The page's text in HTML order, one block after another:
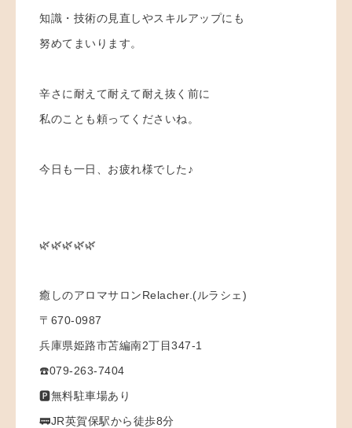
知識・技術の見直しやスキルアップにも
努めてまいります。
辛さに耐えて耐えて耐え抜く前に
私のことも頼ってくださいね。
今日も一日、お疲れ様でした♪
🌿🌿🌿🌿🌿
癒しのアロマサロンRelacher.(ルラシェ)
〒670-0987
兵庫県姫路市苫編南2丁目347-1
☎️079-263-7404
🅿️無料駐車場あり
🚃JR英賀保駅から徒歩8分